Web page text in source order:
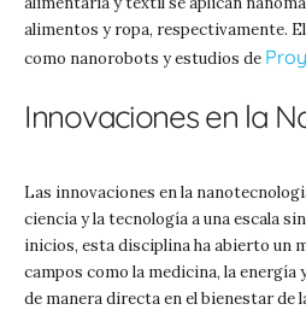
alimentos y ropa, respectivamente.
como nanorobots y estudios de
Innovaciones en la
Las innovaciones en la
ciencia y la tecnología a una escala
inicios, esta disciplina ha abierto un
campos como la medicina, la
de manera directa en el bienestar de